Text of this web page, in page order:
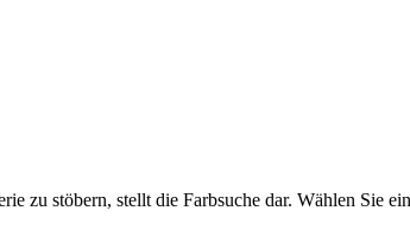
zu stöbern, stellt die Farbsuche dar. Wählen Sie